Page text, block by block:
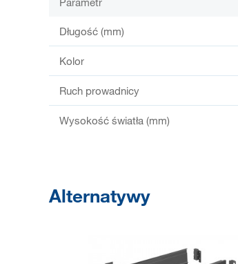
Długość (mm)
Kolor
Ruch prowadnicy
Wysokość światła (mm)
Alternatywy